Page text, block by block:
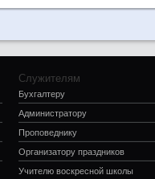
Служителям
Бухгалтеру
Администратору
Проповеднику
Организатору праздников
Учителю воскресной школы